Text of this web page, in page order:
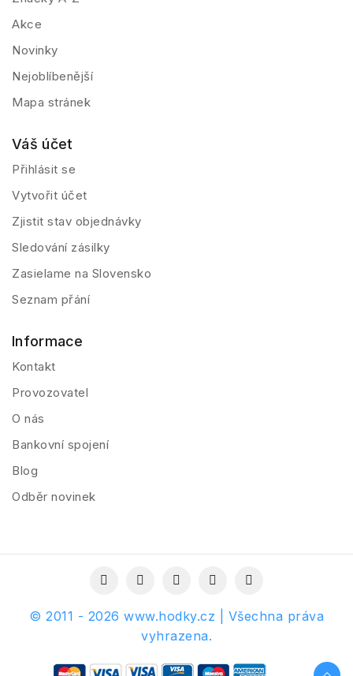
Akce
Novinky
Nejoblíbenější
Mapa stránek
Váš účet
Přihlásit se
Vytvořit účet
Zjistit stav objednávky
Sledování zásilky
Zasielame na Slovensko
Seznam přání
Informace
Kontakt
Provozovatel
O nás
Bankovní spojení
Blog
Odběr novinek
© 2011 - 2026 www.hodky.cz | Všechna práva
vyhrazena.